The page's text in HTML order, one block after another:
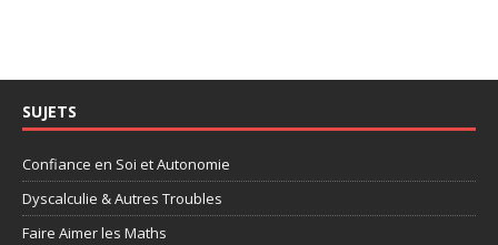
SUJETS
Confiance en Soi et Autonomie
Dyscalculie & Autres Troubles
Faire Aimer les Maths